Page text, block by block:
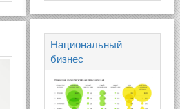
Национальный
бизнес